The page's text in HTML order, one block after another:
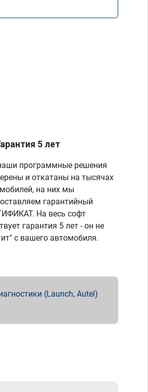
5 лет
программные решения
и откатаны на тысячах
на них мы
гарантийный
На весь софт
гарантия 5 лет - он не
с вашего автомобиля.
(Launch, Autel)